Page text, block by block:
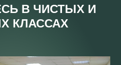
В ЧИСТЫХ И
КЛАССАХ